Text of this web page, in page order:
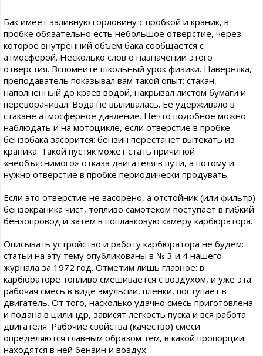
Бак имеет заливную горловину с пробкой и краник, в
пробке обязательно есть небольшое отверстие, через
которое внутренний объем бака сообщается с
атмосферой. Несколько слов о назначении этого
отверстия. Вспомните школьный урок физики. Наверняка,
преподаватель показывал вам такой опыт: стакан,
наполненный до краев водой, накрывал листом бумаги и
переворачивал. Вода не выливалась. Ее удерживало в
стакане атмосферное давление. Нечто подобное можно
наблюдать и на мотоцикле, если отверстие в пробке
бензобака засорится: бензин перестанет вытекать из
краника. Такой пустяк может стать причиной
«необъяснимого» отказа двигателя в пути, а потому и
нужно отверстие в пробке периодически продувать.
Если это отверстие не засорено, а отстойник (или фильтр)
бензокраника чист, топливо самотеком поступает в гибкий
бензопровод и затем в поплавковую камеру карбюратора.
Описывать устройство и работу карбюратора не будем:
статьи на эту тему опубликованы в № 3 и 4 нашего
журнала за 1972 год. Отметим лишь главное: в
карбюраторе топливо смешивается с воздухом, и уже эта
рабочая смесь в виде эмульсии, пленки, поступает в
двигатель. От того, насколько удачно смесь приготовлена
и подана в цилиндр, зависят легкость пуска и вся работа
двигателя. Рабочие свойства (качество) смеси
определяются главным образом тем, в какой пропорции
находятся в ней бензин и воздух.